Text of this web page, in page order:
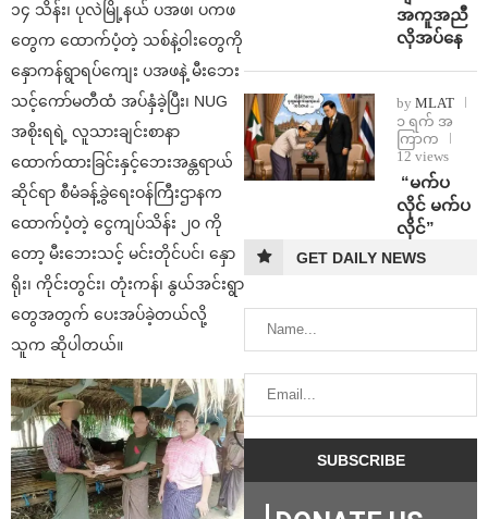
၁၄ သိန်း၊ ပုလဲမြို့နယ် ပအဖ၊ ပကဖ
တွေက ထောက်ပံ့တဲ့ သစ်နဲ့ဝါးတွေကို
နှောကန်ရွာရပ်ကျေး ပအဖနဲ့ မီးဘေး
သင့်ကော်မတီထံ အပ်နှံခဲ့ပြီး၊ NUG
အစိုးရရဲ့ လူသားချင်းစာနာ
ထောက်ထားခြင်းနှင့်ဘေးအန္တရာယ်
ဆိုင်ရာ စီမံခန့်ခွဲရေးဝန်ကြီးဌာနက
ထောက်ပံ့တဲ့ ငွေကျပ်သိန်း ၂၀ ကို
တော့ မီးဘေးသင့် မင်းတိုင်ပင်၊ နှော
ရိုး၊ ကိုင်းတွင်း၊ တုံးကန်၊ နွယ်အင်းရွာ
တွေအတွက် ပေးအပ်ခဲ့တယ်လို့
သူက ဆိုပါတယ်။
အကူအညီ
လိုအပ်နေ
by MLAT
၁ ရက် အ
ကြာက
12 views
⁨ ⁨“မက်ပ
လိုင် မက်ပ
လိုင်”
GET DAILY NEWS